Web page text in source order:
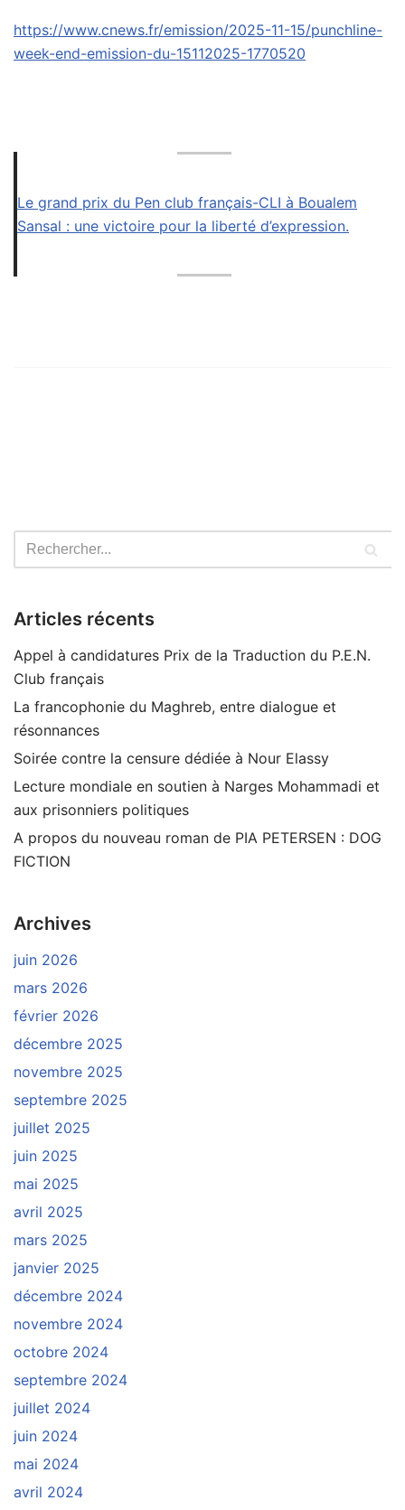
https://www.cnews.fr/emission/2025-11-15/punchline-
week-end-emission-du-15112025-1770520
Le grand prix du Pen club français-CLI à Boualem
Sansal : une victoire pour la liberté d’expression.
Articles récents
Appel à candidatures Prix de la Traduction du P.E.N.
Club français
La francophonie du Maghreb, entre dialogue et
résonnances
Soirée contre la censure dédiée à Nour Elassy
Lecture mondiale en soutien à Narges Mohammadi et
aux prisonniers politiques
A propos du nouveau roman de PIA PETERSEN : DOG
FICTION
Archives
juin 2026
mars 2026
février 2026
décembre 2025
novembre 2025
septembre 2025
juillet 2025
juin 2025
mai 2025
avril 2025
mars 2025
janvier 2025
décembre 2024
novembre 2024
octobre 2024
septembre 2024
juillet 2024
juin 2024
mai 2024
avril 2024